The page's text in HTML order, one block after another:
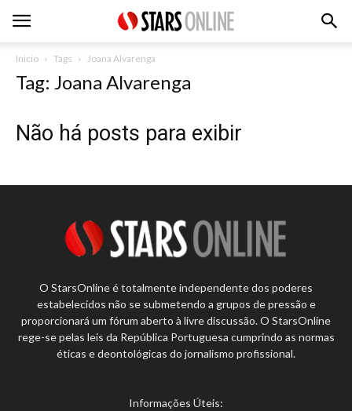
Inicio Tags Joana Alvarenga
Tag: Joana Alvarenga
Não há posts para exibir
O StarsOnline é totalmente independente dos poderes
estabelecidos não se submetendo a grupos de pressão e
proporcionará um fórum aberto à livre discussão. O StarsOnline
rege-se pelas leis da República Portuguesa cumprindo as normas
éticas e deontológicas do jornalismo profissional.
Informações Úteis: